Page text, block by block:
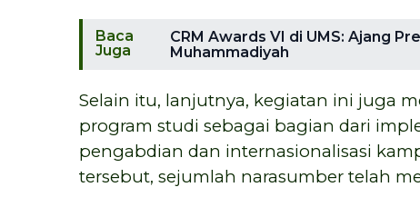
Baca
Juga
CRM Awards VI di UMS: Ajang
Muhammadiyah
Selain itu, lanjutnya, kegiatan ini juga
program studi sebagai bagian dari
pengabdian dan internasionalisasi
tersebut, sejumlah narasumber telah